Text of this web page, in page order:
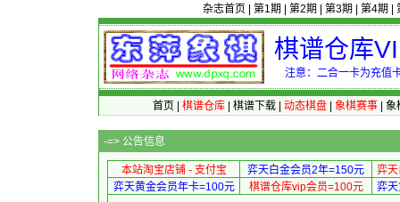
杂志首页 第1期 第2期 第3期 第4期
棋谱仓库
注意：二合一卡为充值
首页 棋谱仓库| 棋谱下载| 动态棋盘| 象棋赛事| 象
-=> 公告信息
本站淘宝店铺 - 支付宝 弈天白金会员2年=150元
弈
弈天黄金会员年卡=100元
棋谱仓库vip会员=100元 弈